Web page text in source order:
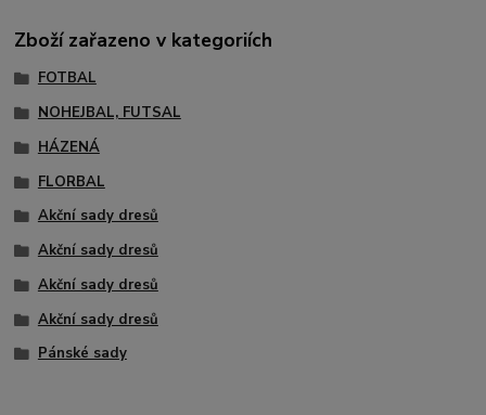
Zboží zařazeno v kategoriích
FOTBAL
NOHEJBAL, FUTSAL
HÁZENÁ
FLORBAL
Akční sady dresů
Akční sady dresů
Akční sady dresů
Akční sady dresů
Pánské sady